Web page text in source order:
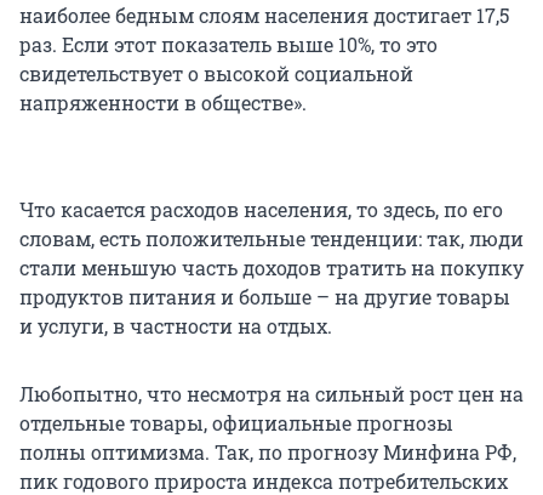
наиболее бедным слоям населения достигает 17,5
раз. Если этот показатель выше 10%, то это
свидетельствует о высокой социальной
напряженности в обществе».
Что касается расходов населения, то здесь, по его
словам, есть положительные тенденции: так, люди
стали меньшую часть доходов тратить на покупку
продуктов питания и больше – на другие товары
и услуги, в частности на отдых.
Любопытно, что несмотря на сильный рост цен на
отдельные товары, официальные прогнозы
полны оптимизма. Так, по прогнозу Минфина РФ,
пик годового прироста индекса потребительских